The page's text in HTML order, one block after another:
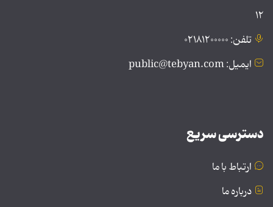
۱۲
تلفن: ۰۲۱۸۱۲۰۰۰۰۰
ایمیل: public@tebyan.com
دسترسی سریع
ارتباط با ما
درباره ما